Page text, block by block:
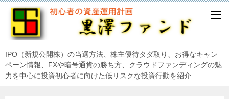
IPO（新規公開株）の当選方法、株主優待タダ取り、お得なキャン
ペーン情報、FXや暗号通貨の勝ち方、クラウドファンディングの魅
力を中心に投資初心者に向けた低リスクな投資行動を紹介